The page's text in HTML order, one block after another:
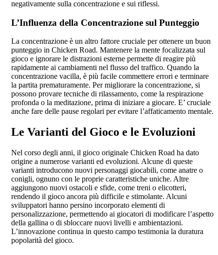
negativamente sulla concentrazione e sui riflessi.
L’Influenza della Concentrazione sul Punteggio
La concentrazione è un altro fattore cruciale per ottenere un buon
punteggio in Chicken Road. Mantenere la mente focalizzata sul
gioco e ignorare le distrazioni esterne permette di reagire più
rapidamente ai cambiamenti nel flusso del traffico. Quando la
concentrazione vacilla, è più facile commettere errori e terminare
la partita prematuramente. Per migliorare la concentrazione, si
possono provare tecniche di rilassamento, come la respirazione
profonda o la meditazione, prima di iniziare a giocare. E’ cruciale
anche fare delle pause regolari per evitare l’affaticamento mentale.
Le Varianti del Gioco e le Evoluzioni
Nel corso degli anni, il gioco originale Chicken Road ha dato
origine a numerose varianti ed evoluzioni. Alcune di queste
varianti introducono nuovi personaggi giocabili, come anatre o
conigli, ognuno con le proprie caratteristiche uniche. Altre
aggiungono nuovi ostacoli e sfide, come treni o elicotteri,
rendendo il gioco ancora più difficile e stimolante. Alcuni
sviluppatori hanno persino incorporato elementi di
personalizzazione, permettendo ai giocatori di modificare l’aspetto
della gallina o di sbloccare nuovi livelli e ambientazioni.
L’innovazione continua in questo campo testimonia la duratura
popolarità del gioco.